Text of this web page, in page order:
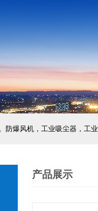
防爆风机，工业吸尘器，工
产品展示